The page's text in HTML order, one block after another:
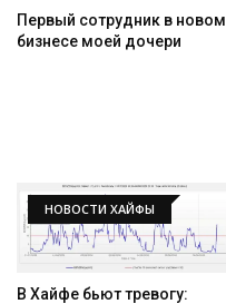
Первый сотрудник в новом
бизнесе моей дочери
НОВОСТИ ХАЙФЫ
В Хайфе бьют тревогу: